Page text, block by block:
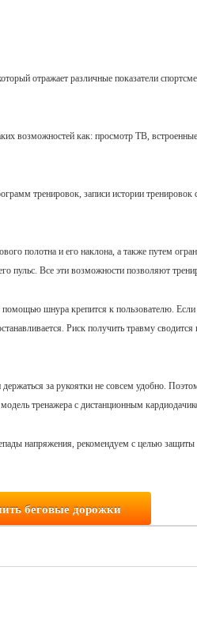
отражает различные показатели
возможностей как: просмотр ТВ,
тренировок, записи истории тренировок
полотна и его наклона, а также путем
пульс. Все эти возможности позволяют
помощью шнура крепится к пользователю. Если
Риск получить травму сводится
за рукоятки не совсем удобно.
тренажера с дистанционным
напряжения, рекомендуем с целью защиты
беговые дорожки